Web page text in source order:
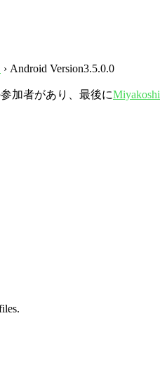
› Android Version3.5.0.0
加者があり、最後にMiyakoshi